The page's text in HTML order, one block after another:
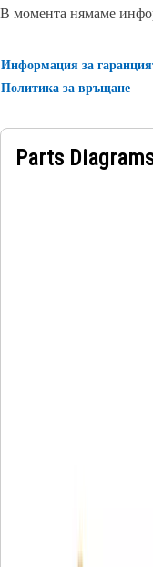
В момента нямаме
Информация за
Политика за връщане
Parts